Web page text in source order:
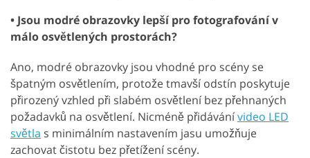
• Jsou modré obrazovky lepší pro fotografování v
málo osvětlených prostorách?
Ano, modré obrazovky jsou vhodné pro scény se
špatným osvětlením, protože tmavší odstín poskytuje
přirozený vzhled při slabém osvětlení bez přehnaných
požadavků na osvětlení. Nicméně přidávánívideo LED
světla s minimálním nastavením jasu umožňuje
zachovat čistotu bez přetížení scény.